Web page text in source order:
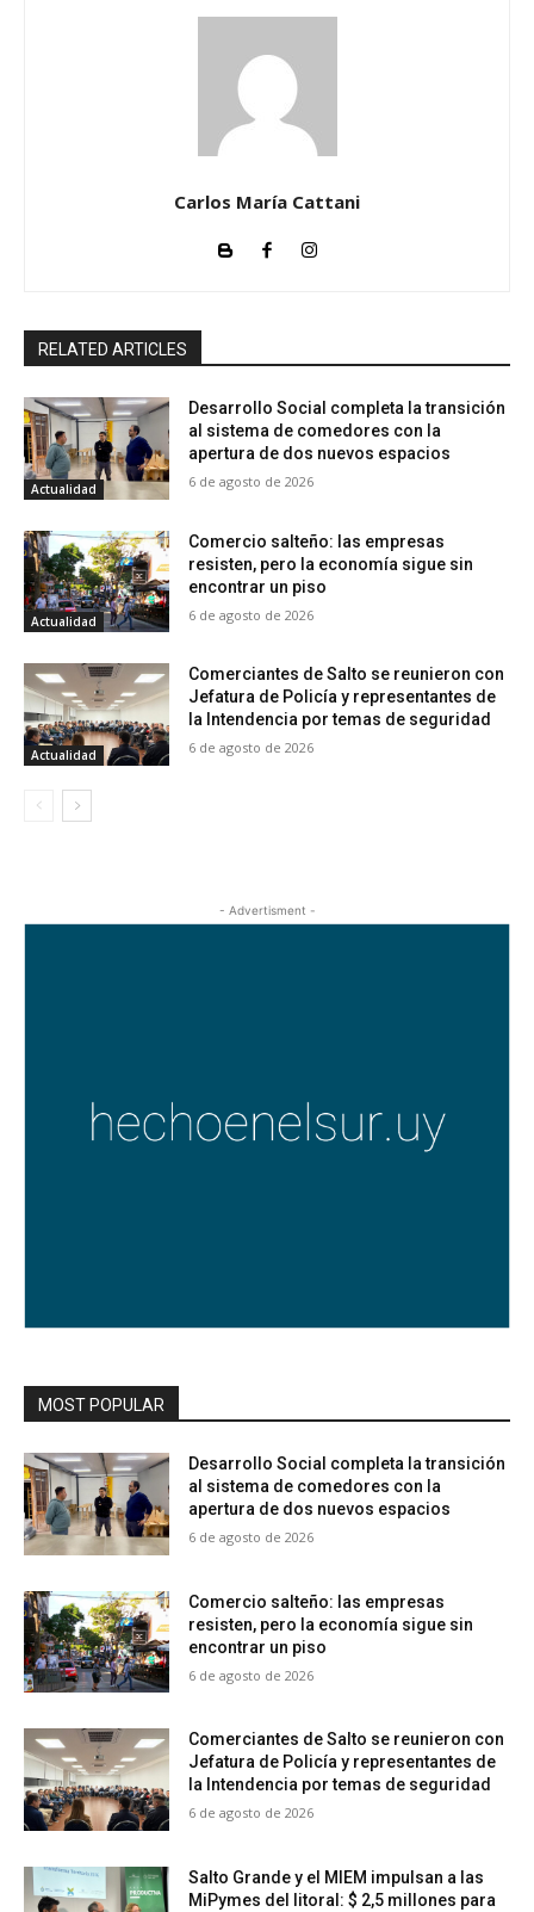
Carlos María Cattani
RELATED ARTICLES
Actualidad
Desarrollo Social completa la transición
al sistema de comedores con la
apertura de dos nuevos espacios
6 de agosto de 2026
Actualidad
Comercio salteño: las empresas
resisten, pero la economía sigue sin
encontrar un piso
6 de agosto de 2026
Actualidad
Comerciantes de Salto se reunieron con
Jefatura de Policía y representantes de
la Intendencia por temas de seguridad
6 de agosto de 2026
- Advertisment -
MOST POPULAR
Desarrollo Social completa la transición
al sistema de comedores con la
apertura de dos nuevos espacios
6 de agosto de 2026
Comercio salteño: las empresas
resisten, pero la economía sigue sin
encontrar un piso
6 de agosto de 2026
Comerciantes de Salto se reunieron con
Jefatura de Policía y representantes de
la Intendencia por temas de seguridad
6 de agosto de 2026
Salto Grande y el MIEM impulsan a las
MiPymes del litoral: $ 2,5 millones para